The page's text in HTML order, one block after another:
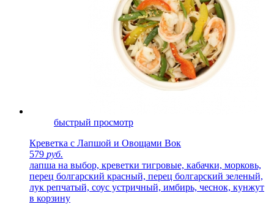
быстрый просмотр
Креветка с Лапшой и Овощами Вок
579 руб.
лапша на выбор, креветки тигровые, кабачки, морковь,
перец болгарский красный, перец болгарский зеленый,
лук репчатый, соус устричный, имбирь, чеснок, кунжут
в корзину